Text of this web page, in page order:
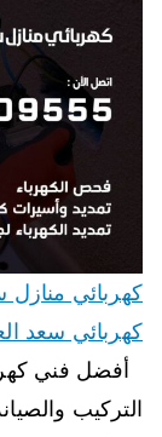
كهربائي سعد
أفضل فني
التركيب